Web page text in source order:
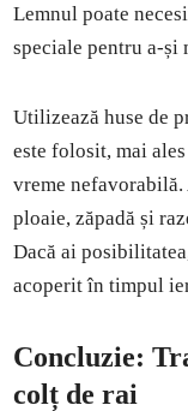
Lemnul poate
speciale pentru a-și
Utilizează huse de
este folosit, mai
vreme
ploaie, zăpadă și
Dacă ai
acoperit în timpul
Concluzie:
colț de rai